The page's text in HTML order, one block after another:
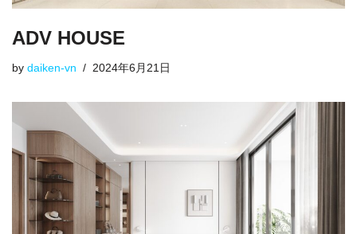
ADV HOUSE
by daiken-vn 2024年6月21日